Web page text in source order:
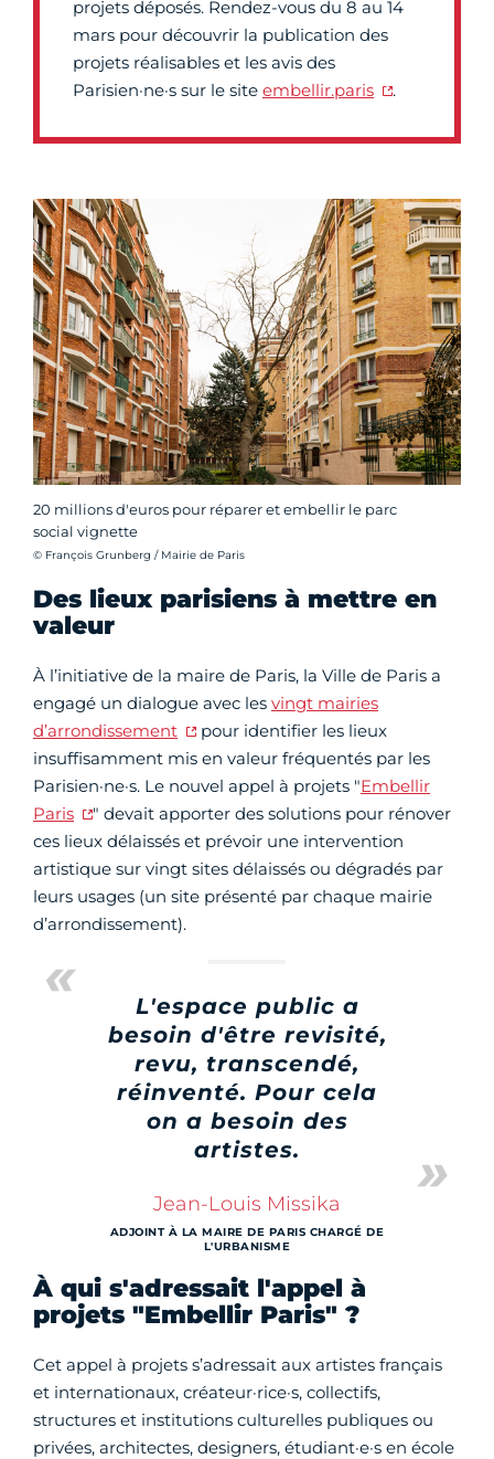
projets déposés. Rendez-vous du 8 au 14
mars pour découvrir la publication des
projets réalisables et les avis des
Parisien·ne·s sur le site embellir.paris .
20 millions d'euros pour réparer et embellir le parc
social vignette
Crédit photo :
© François Grunberg / Mairie de Paris
Des lieux parisiens à mettre en
valeur
À l’initiative de la maire de Paris, la Ville de Paris a
engagé un dialogue avec les vingt mairies
d’arrondissement
pour identifier les lieux
insuffisamment mis en valeur fréquentés par les
Parisien·ne·s. Le nouvel appel à projets "Embellir
Paris
" devait apporter des solutions pour rénover
ces lieux délaissés et prévoir une intervention
artistique sur vingt sites délaissés ou dégradés par
leurs usages (un site présenté par chaque mairie
d’arrondissement).
L'espace public a
besoin d'être revisité,
revu, transcendé,
réinventé. Pour cela
on a besoin des
artistes.
Jean-Louis Missika
ADJOINT À LA MAIRE DE PARIS CHARGÉ DE
L'URBANISME
À qui s'adressait l'appel à
projets "Embellir Paris" ?
Cet appel à projets s’adressait aux artistes français
et internationaux, créateur·rice·s, collectifs,
structures et institutions culturelles publiques ou
privées, architectes, designers, étudiant·e·s en école